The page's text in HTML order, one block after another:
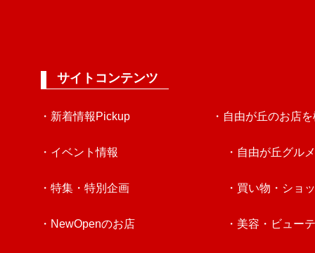
サイトコンテンツ
・新着情報Pickup
・イベント情報
・特集・特別企画
・NewOpenのお店
・自由が丘のお店
・自由が丘グルメ
・買い物・ショ
・美容・ビュー